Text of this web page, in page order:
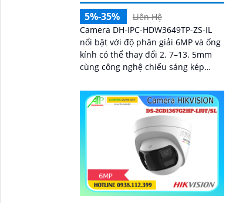
5%-35%
Liên Hệ
Camera DH-IPC-HDW3649TP-ZS-IL
nổi bật với độ phân giải 6MP và ống
kính có thể thay đổi 2. 7–13. 5mm
cùng công nghệ chiếu sáng kép
đêm 50m với hồng...